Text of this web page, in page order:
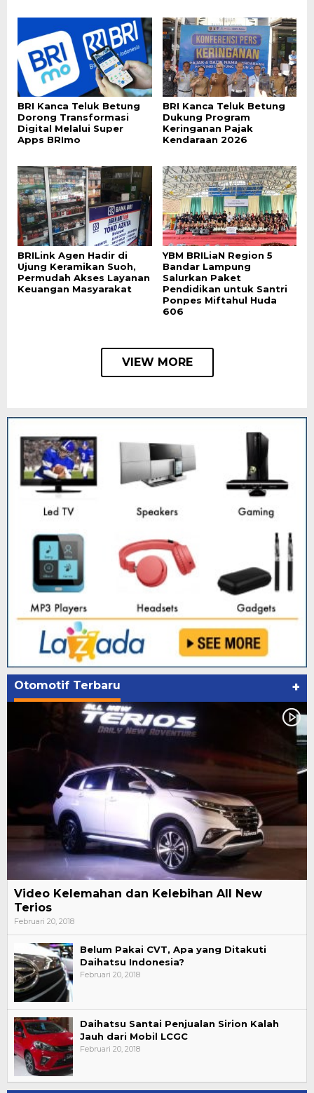
BRI Kanca Teluk Betung
Dorong Transformasi
Digital Melalui Super
Apps BRImo
BRI Kanca Teluk Betung
Dukung Program
Keringanan Pajak
Kendaraan 2026
BRILink Agen Hadir di
Ujung Keramikan Suoh,
Permudah Akses Layanan
Keuangan Masyarakat
YBM BRILiaN Region 5
Bandar Lampung
Salurkan Paket
Pendidikan untuk Santri
Ponpes Miftahul Huda
606
VIEW MORE
Otomotif Terbaru +
Video Kelemahan dan Kelebihan All New
Terios
Februari 20, 2018
Belum Pakai CVT, Apa yang Ditakuti
Daihatsu Indonesia?
Februari 20, 2018
Daihatsu Santai Penjualan Sirion Kalah
Jauh dari Mobil LCGC
Februari 20, 2018